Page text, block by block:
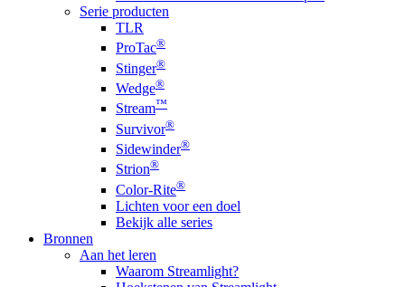
Serie producten
TLR
ProTac®
Stinger®
Wedge®
Stream™
Survivor®
Sidewinder®
Strion®
Color-Rite®
Lichten voor een doel
Bekijk alle series
Bronnen
Aan het leren
Waarom Streamlight?